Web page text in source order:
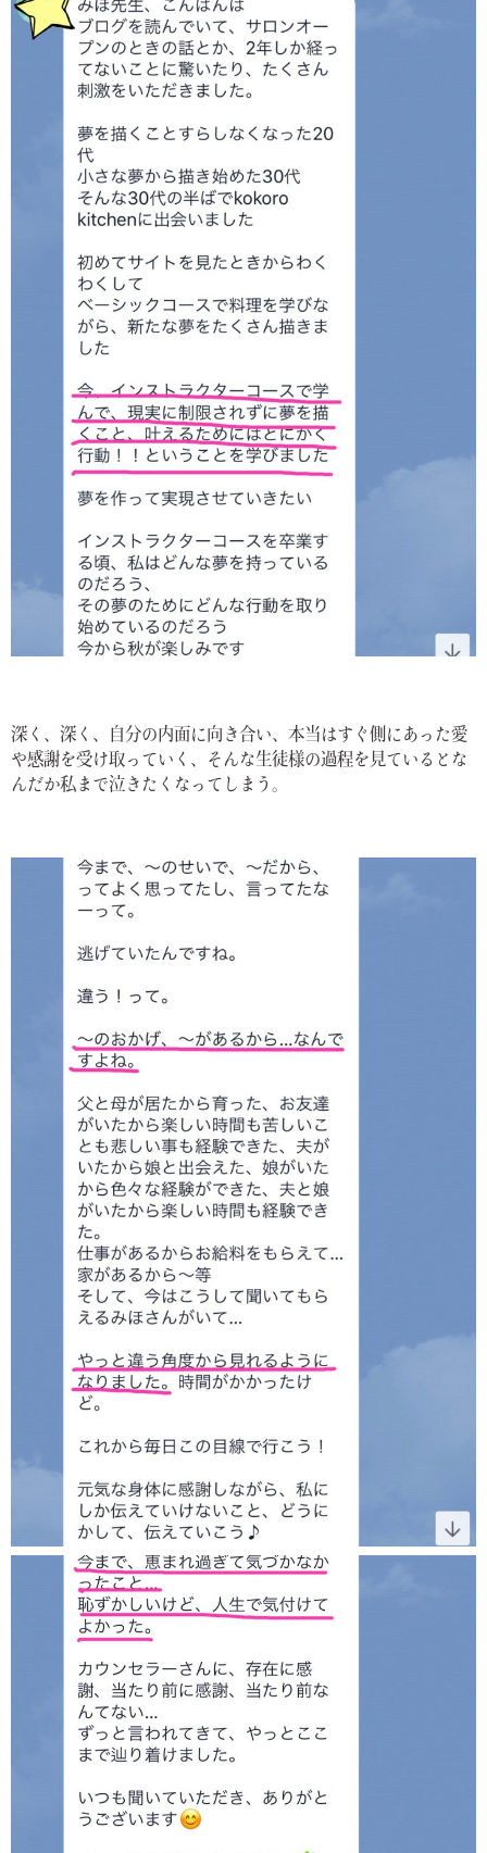
深く、深く、自分の内面に向き合い、本当はすぐ側にあった愛
や感謝を受け取っていく、そんな生徒様の過程を見ているとな
んだか私まで泣きたくなってしまう。